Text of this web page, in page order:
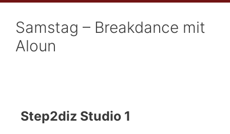
Samstag – Breakdance mit
Aloun
Step2diz Studio 1